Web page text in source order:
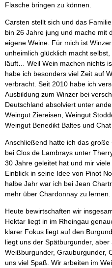
Flasche bringen zu können.
Carsten stellt sich und das
bin 26 Jahre jung und mache mit
eigene Weine. Für mich ist
unheimlich glücklich macht
läuft… Weil Wein machen nichts
habe ich besonders viel Zeit auf
verbracht. Seit 2010 habe ich
Ausbildung zum Winzer bei
Deutschland absolviert unter
Weingut Ziereisen, Weingut
Weingut Benedikt Baltes und Chat
Anschließend hatte ich das
bei Clos de Lambrays unter
30 Jahre geleitet hat und mir
Einblick in seine Idee von Pinot
halbe Jahr war ich bei Jean
mehr über Chardonnay zu lernen.
Heute bewirtschaften wir
Hektar liegt in im Rheingau
klarer Fokus liegt auf den
liegt uns der Spätburgunder, aber
Weißburgunder, Grauburgunder,
uns viel Spaß. Wir arbeiten im